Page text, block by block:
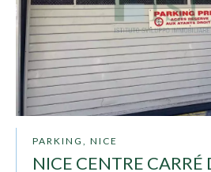
PARKING, NICE
NICE CENTRE CARRÉ